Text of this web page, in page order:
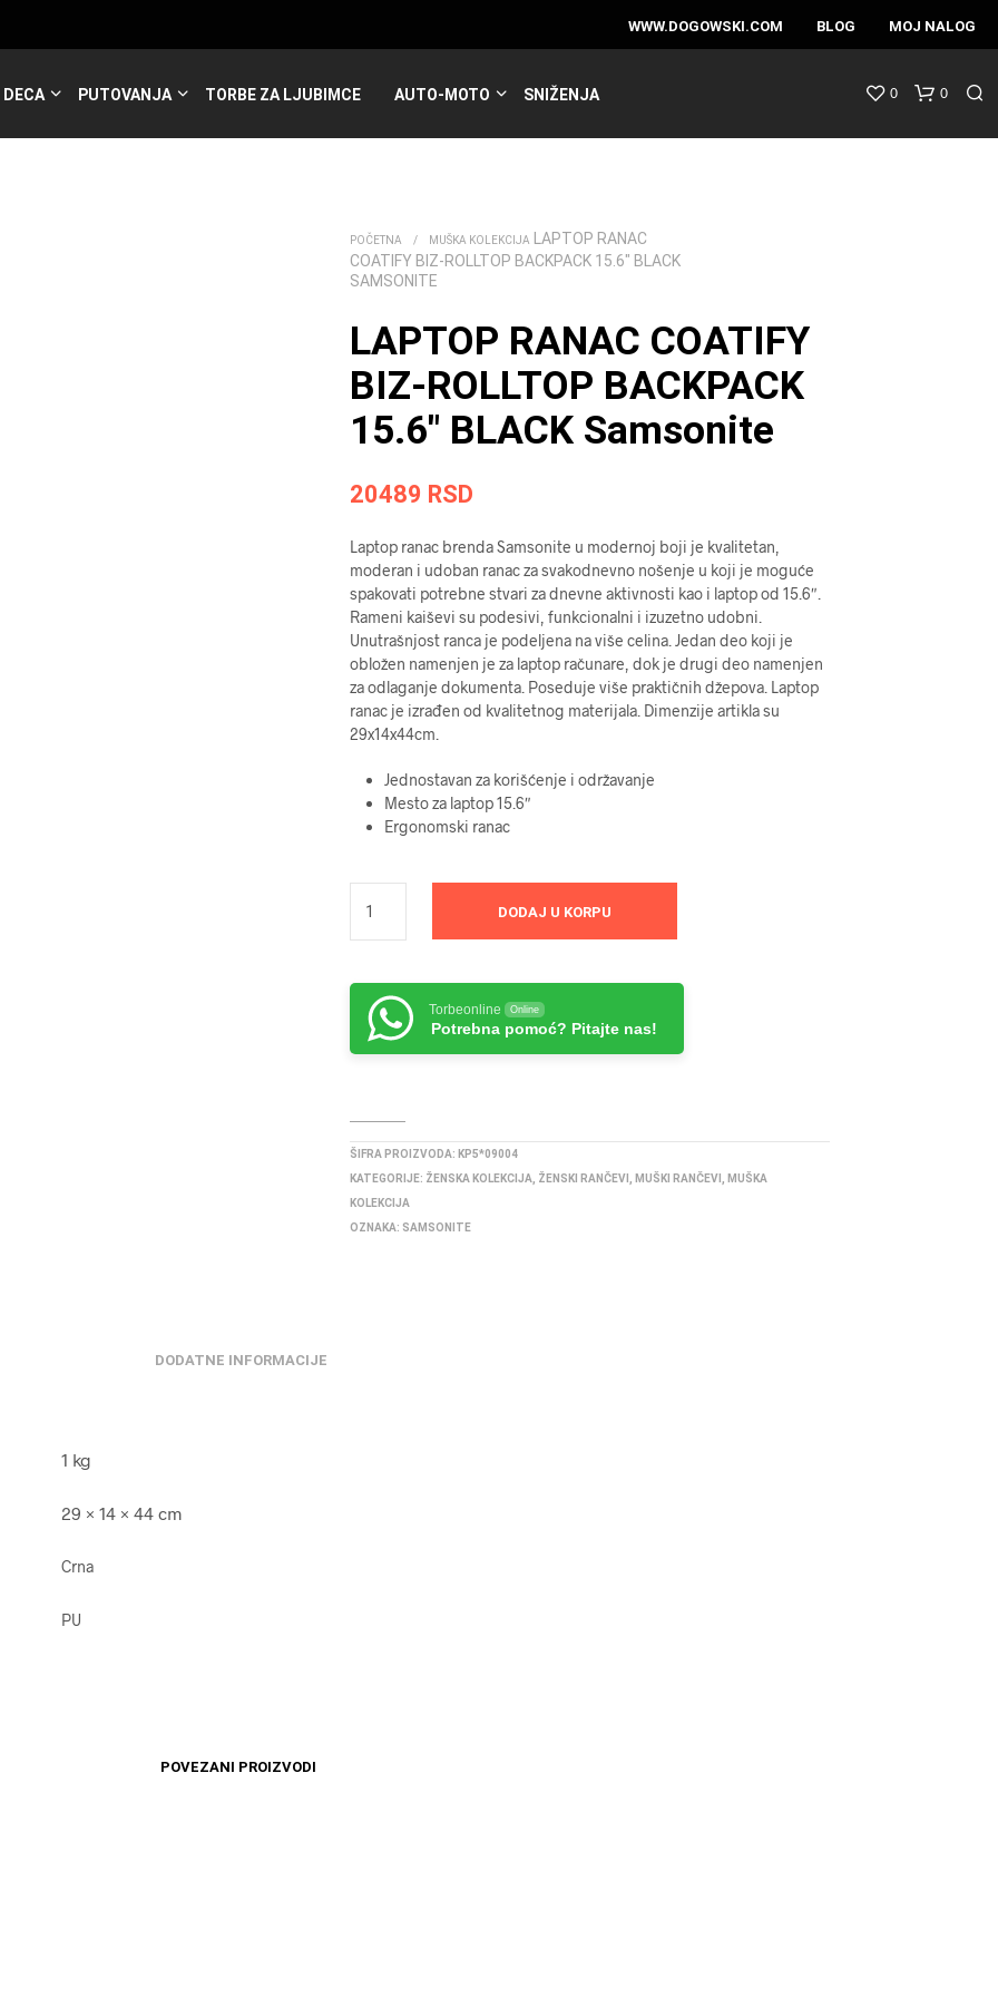
WWW.DOGOWSKI.COM BLOG MOJ NALOG
DECA PUTOVANJA TORBE ZA LJUBIMCE AUTO-MOTO SNIŽENJA 0 0
POČETNA / MUŠKA KOLEKCIJA
LAPTOP RANAC
COATIFY BIZ-ROLLTOP BACKPACK 15.6″ BLACK
SAMSONITE
LAPTOP RANAC COATIFY
BIZ-ROLLTOP BACKPACK
15.6″ BLACK Samsonite
20489 RSD
Laptop ranac brenda Samsonite u modernoj boji je kvalitetan,
moderan i udoban ranac za svakodnevno nošenje u koji je moguće
spakovati potrebne stvari za dnevne aktivnosti kao i laptop od 15.6″.
Rameni kaiševi su podesivi, funkcionalni i izuzetno udobni.
Unutrašnjost ranca je podeljena na više celina. Jedan deo koji je
obložen namenjen je za laptop računare, dok je drugi deo namenjen
za odlaganje dokumenta. Poseduje više praktičnih džepova. Laptop
ranac je izrađen od kvalitetnog materijala. Dimenzije artikla su
29x14x44cm.
Jednostavan za korišćenje i održavanje
Mesto za laptop 15.6″
Ergonomski ranac
DODAJ U KORPU
Torbeonline Online
Potrebna pomoć? Pitajte nas!
ŠIFRA PROIZVODA: KP5*09004
KATEGORIJE: ŽENSKA KOLEKCIJA ŽENSKI RANČEVI MUŠKI RANČEVI
MUŠKA
KOLEKCIJA
OZNAKA: SAMSONITE
DODATNE INFORMACIJE
1 kg
29 × 14 × 44 cm
Crna
PU
POVEZANI PROIZVODI